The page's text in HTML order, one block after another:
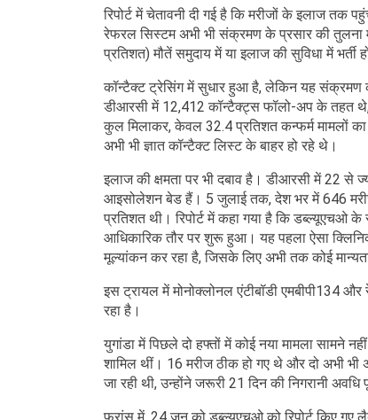
रिपोर्ट में चेतावनी दी गई है कि मरीजों के इलाज
रेफरल सिस्टम अभी भी संक्रमण के प्रसार की तुलना
प्रतिशत) मौतें समुदाय में या इलाज की सुविधा में भर्ती
कॉन्टैक्ट ट्रेसिंग में सुधार हुआ है, लेकिन यह
डीआरसी में 12,412 कॉन्टैक्ट्स फॉलो-अप के तहत थे,
कुल मिलाकर, केवल 32.4 प्रतिशत कन्फर्म मामलों
अभी भी ज्ञात कॉन्टैक्ट लिस्ट के बाहर हो रहे थे।
इलाज की क्षमता पर भी दबाव है। डीआरसी में 22
आइसोलेशन बेड हैं। 5 जुलाई तक, देश भर में 646
प्रतिशत थी। रिपोर्ट में कहा गया है कि डब्ल्यूएचओ
आधिकारिक तौर पर शुरू हुआ। यह पहला ऐसा
मूल्यांकन कर रहा है, जिसके लिए अभी तक कोई
इस ट्रायल में मोनोक्लोनल एंटीबॉडी एमबीपी134
रहा है।
युगांडा में पिछले दो हफ्तों में कोई नया मामला सामने
शामिल थीं। 16 मरीज ठीक हो गए थे और दो अभी भी
जा रही थी, उन्होंने जरूरी 21 दिन की निगरानी